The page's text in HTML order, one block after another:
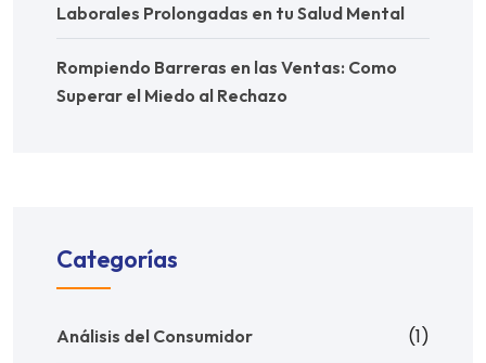
Laborales Prolongadas en tu Salud Mental
Rompiendo Barreras en las Ventas: Como
Superar el Miedo al Rechazo
Categorías
Análisis del Consumidor (1)